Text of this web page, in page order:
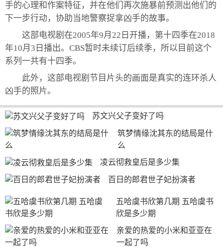
手的心理和作案特征，并在他们再次施暴前预测出他们的
下一步行动，协助当地警察捉拿凶手的故事。
这部电视剧在2005年9月22日开播，第十四季在2018
年10月3日播出。CBS暂时未续订后续季，所以目前这个
系列一共有十四季。
此外，这部电视剧节目片头的画面是真实的连环杀人
凶手的照片。
苏文兴父子变好了吗
筑梦情缘沈其东的结局是什
么
凌云彻救皇后是多少集
百日的郎君世子妃扮演者
五哈虞书欣第几期 五哈虞书
欣是多少期
亲爱的热爱的小米和亚亚在
一起了吗